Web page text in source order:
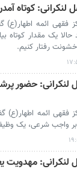
لنکرانی: کوتاه
فقهی ائمه
حالا یک مقدار کوتاه
رفتار کنیم.
بر واجب شرعی، یک
لنکرانی: مهدویت